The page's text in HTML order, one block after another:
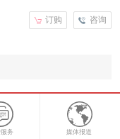
咨询
订购
务 媒体报道